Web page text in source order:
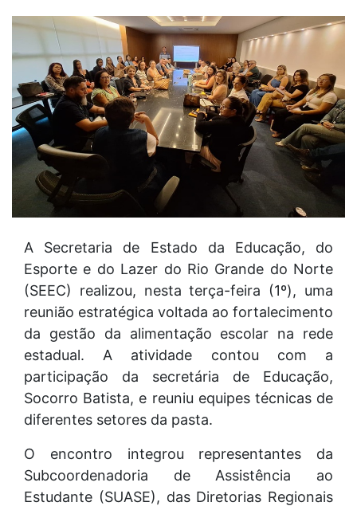
A Secretaria de Estado da Educação, do
Esporte e do Lazer do Rio Grande do Norte
(SEEC) realizou, nesta terça-feira (1º), uma
reunião estratégica voltada ao fortalecimento
da gestão da alimentação escolar na rede
estadual. A atividade contou com a
participação da secretária de Educação,
Socorro Batista, e reuniu equipes técnicas de
diferentes setores da pasta.
O encontro integrou representantes da
Subcoordenadoria de Assistência ao
Estudante (SUASE), das Diretorias Regionais